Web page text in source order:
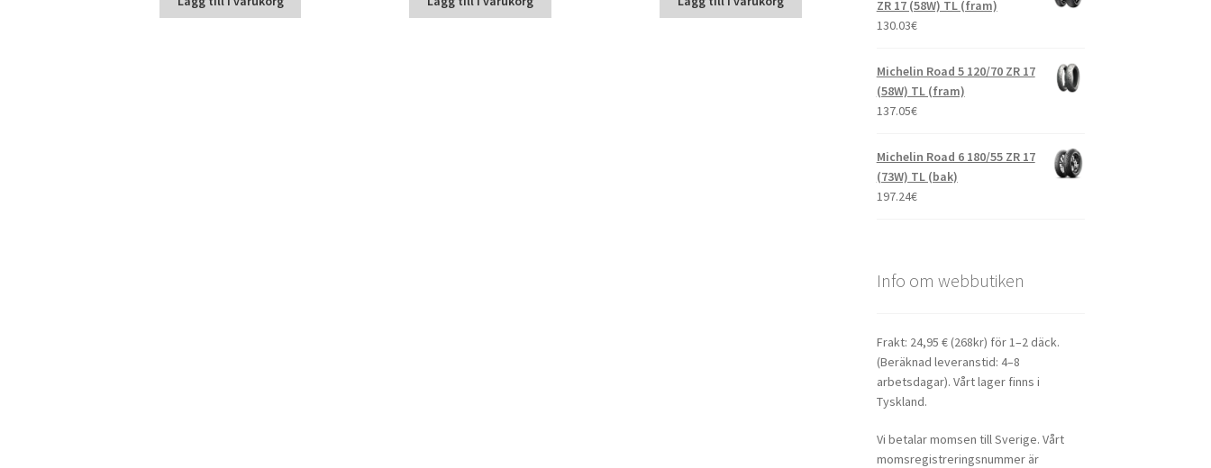
ZR 17 (58W) TL (fram)
130.03€
Michelin Road 5 120/70 ZR 17
(58W) TL (fram)
137.05€
Michelin Road 6 180/55 ZR 17
(73W) TL (bak)
197.24€
Info om webbutiken
Frakt: 24,95 € (268kr) för 1–2 däck.
(Beräknad leveranstid: 4–8
arbetsdagar). Vårt lager finns i
Tyskland.
Vi betalar momsen till Sverige. Vårt
momsregistreringsnummer är